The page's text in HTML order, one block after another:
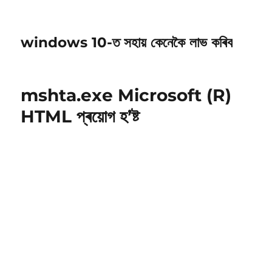
windows 10-ত সহায় কেনেকৈ লাভ কৰিব
mshta.exe Microsoft (R)
HTML প্ৰয়োগ হ’ষ্ট